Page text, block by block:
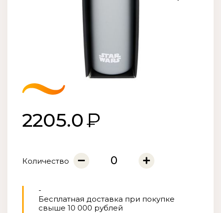
2205.0
Количество
-
Бесплатная доставка при покупке
свыше 10 000 рублей